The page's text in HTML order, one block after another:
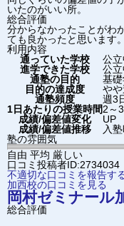
いたのがいい所。
総合評価
分からなかったことがわ
ても良かったと思います。
利用内容
通っていた学校
公
進学できた学校
公
通塾の目的
基
目的の達成度
や
通塾頻度
週3
1日あたりの授業時間2～
成績/偏差値変化
UP
成績/偏差値推移
入
塾の雰囲気
自由 平均 厳しい
口コミ投稿者ID:2734034
不適切な口コミを報告す
加西校の口コミを見る
岡村ゼミナール
総合評価